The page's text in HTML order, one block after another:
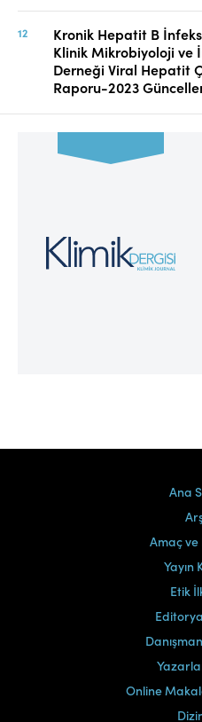
Kronik Hepatit B
Klinik Mikrobiyoloji ve
Derneği Viral Hepatit
Raporu-2023
Ana
Amaç
Yayın
Etik
Online